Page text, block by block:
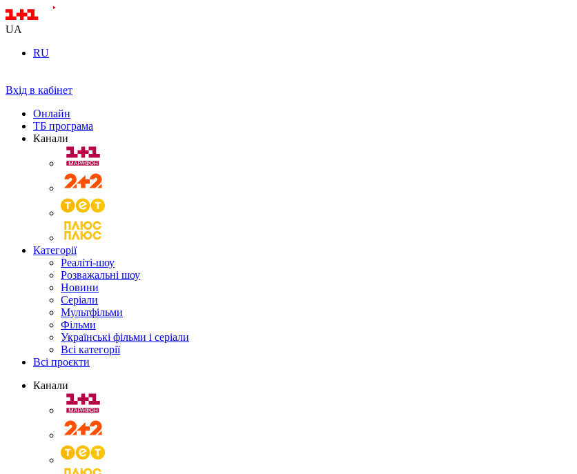
UA
RU
Вхід в кабінет
Онлайн
ТБ програма
Канали
Категорії
Реаліті-шоу
Розважальні шоу
Новини
Серіали
Мультфільми
Фільми
Українські фільми і серіали
Всі категорії
Всі проєкти
Канали